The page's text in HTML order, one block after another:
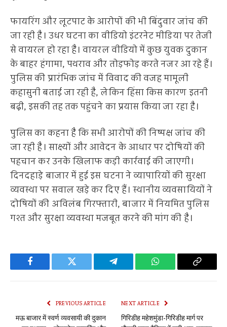
फायरिंग और लूटपाट के आरोपों की भी बिंदुवार जांच की
जा रही है। उधर घटना का वीडियो इंटरनेट मीडिया पर तेजी
से वायरल हो रहा है। वायरल वीडियो में कुछ युवक दुकान
के बाहर हंगामा, पथराव और तोड़फोड़ करते नजर आ रहे हैं।
पुलिस की प्रारंभिक जांच में विवाद की वजह मामूली
कहासुनी बताई जा रही है, लेकिन हिंसा किस कारण इतनी
बढ़ी, इसकी तह तक पहुंचने का प्रयास किया जा रहा है।
पुलिस का कहना है कि सभी आरोपों की निष्पक्ष जांच की
जा रही है। साक्ष्यों और आवेदन के आधार पर दोषियों की
पहचान कर उनके खिलाफ कड़ी कार्रवाई की जाएगी।
दिनदहाड़े बाजार में हुई इस घटना ने व्यापारियों की सुरक्षा
व्यवस्था पर सवाल खड़े कर दिए हैं। स्थानीय व्यवसायियों ने
दोषियों की अविलंब गिरफ्तारी, बाजार में नियमित पुलिस
गश्त और सुरक्षा व्यवस्था मजबूत करने की मांग की है।
Facebook Twitter Telegram WhatsApp Copy
PREVIOUS ARTICLE
मऊ बाजार में स्वर्ण व्यवसायी की दुकान
NEXT ARTICLE
गिरिडीह महेशमुंडा-गिरिडीह मार्ग पर